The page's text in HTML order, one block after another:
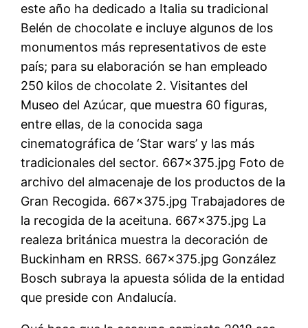
este año ha dedicado a Italia su tradicional
Belén de chocolate e incluye algunos de los
monumentos más representativos de este
país; para su elaboración se han empleado
250 kilos de chocolate 2. Visitantes del
Museo del Azúcar, que muestra 60 figuras,
entre ellas, de la conocida saga
cinematográfica de ‘Star wars’ y las más
tradicionales del sector. 667×375.jpg Foto de
archivo del almacenaje de los productos de la
Gran Recogida. 667×375.jpg Trabajadores de
la recogida de la aceituna. 667×375.jpg La
realeza británica muestra la decoración de
Buckinham en RRSS. 667×375.jpg González
Bosch subraya la apuesta sólida de la entidad
que preside con Andalucía.